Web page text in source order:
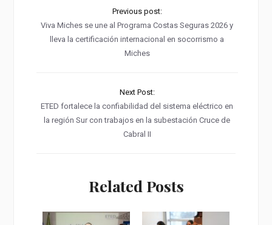
Previous post:
Viva Miches se une al Programa Costas Seguras 2026 y
lleva la certificación internacional en socorrismo a
Miches
Next Post:
ETED fortalece la confiabilidad del sistema eléctrico en
la región Sur con trabajos en la subestación Cruce de
Cabral II
Related Posts